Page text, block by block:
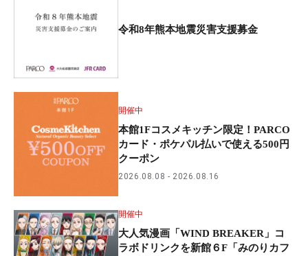
令和8年熊本地震災害支援募金
開催中
本館1Fコスメキッチン限定！PARCO
カード・ポケパル払いで使える500円
クーポン
2026.08.08 2026.08.16
開催中
大人気漫画「WIND BREAKER」コ
ラボドリンクを新館６F「みのりカフ